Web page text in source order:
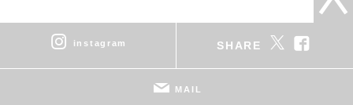
instagram SHARE
MAIL